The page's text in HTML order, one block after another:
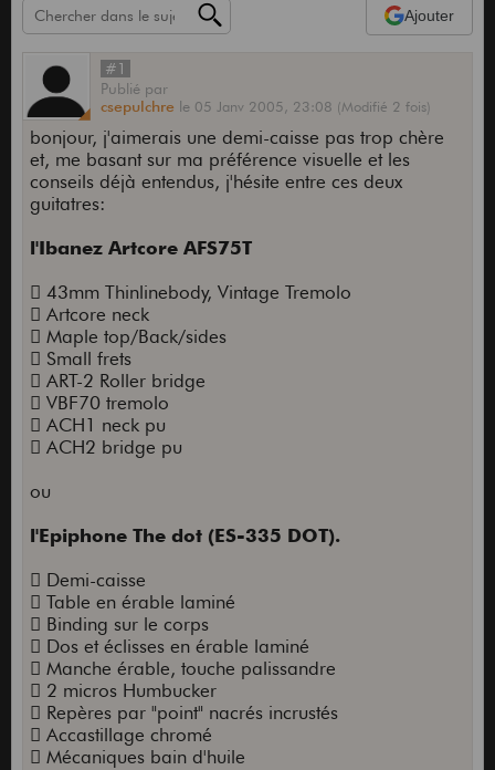
Ajouter
#1
Publié par
csepulchre le 05 Janv 2005, 23:08 (Modifié 2 fois)
bonjour, j'aimerais une demi-caisse pas trop chère
et, me basant sur ma préférence visuelle et les
conseils déjà entendus, j'hésite entre ces deux
guitatres:
l'Ibanez Artcore AFS75T
 43mm Thinlinebody, Vintage Tremolo
 Artcore neck
 Maple top/Back/sides
 Small frets
 ART-2 Roller bridge
 VBF70 tremolo
 ACH1 neck pu
 ACH2 bridge pu
ou
l'Epiphone The dot (ES-335 DOT).
 Demi-caisse
 Table en érable laminé
 Binding sur le corps
 Dos et éclisses en érable laminé
 Manche érable, touche palissandre
 2 micros Humbucker
 Repères par "point" nacrés incrustés
 Accastillage chromé
 Mécaniques bain d'huile